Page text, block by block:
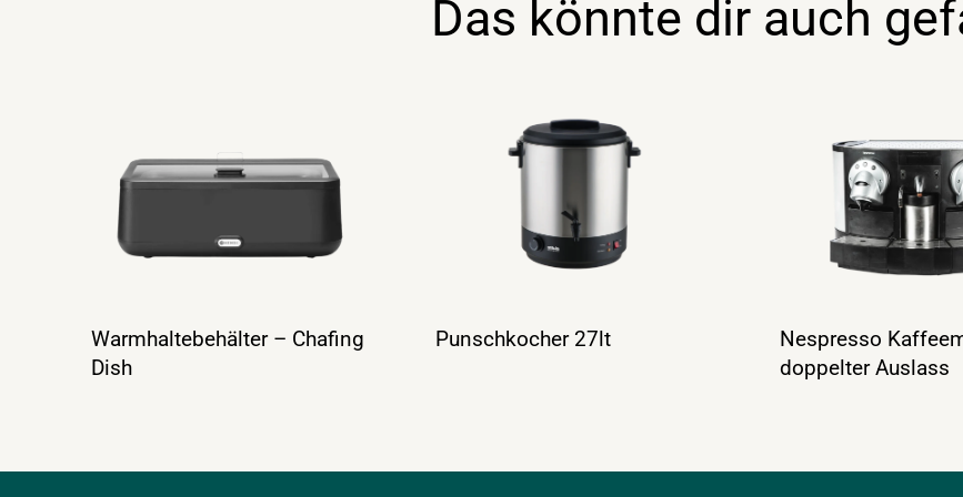
Das könnte dir auch
Warmhaltebehälter – Chafing
Dish
Punschkocher 27lt
Nespresso
doppelter Auslass